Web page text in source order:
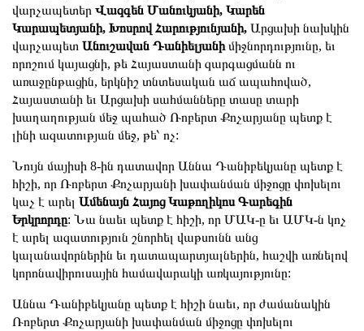
վարչապետեր Վազգեն Մանուկյանի, Կարեն
Կարապետյանի, Խոսրով Հարությունյանի, Արցախի նախկին
վարչապետ Անուշավան Դանիելյանի միջնորդությունը, եւ
որոշում կայացնի, թե Հայաստանի զարգացմանն ու
առաջընթացին, երկնիշ տնտեսական աճ ապահոված,
Հայաստանի եւ Արցախի սահմանները տասը տարի
խաղաղության մեջ պահած Ռոբերտ Քոչարյանը պետք է
լինի ազատության մեջ, թե՝ ոչ:
Նույն մայիսի 8-ին դատավոր Աննա Դանիբեկյանը պետք է
հիշի, որ Ռոբերտ Քոչարյանի խափանման միջոցը փոխելու
կաչ է արել Ամենայն Հայոց Կաթողիկոս Գարեգին
Երկրորդը: Նա նաեւ պետք է հիշի, որ ՄԱԿ-ը եւ ԱՄԿ-ն կոչ
է արել ազատություն շնորհել վաթսունն անց
կալանավորներին եւ դատապարտյալներին, հաշվի առնելով
կորոնավիրուսային համավարակի առկայությունը:
Աննա Դանիբեկյանը պետք է հիշի նաեւ, որ ժամանակին
Ռոբերտ Քոչարյանի խափանման միջոցը փոխելու